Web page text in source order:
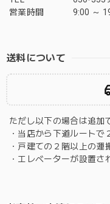
営業時間
9:00 ～
送料について
ただし以下の場合は追加
・当店から下道ルート
・戸建ての２階以上の運
・エレベーターが設置